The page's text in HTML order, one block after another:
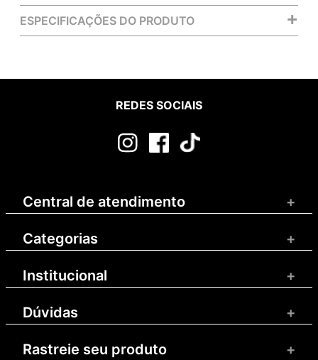
ESPECIFICAÇÕES DO PRODUTO +
REDES SOCIAIS
Central de atendimento +
Categorias +
Institucional +
Dúvidas +
Rastreie seu produto +